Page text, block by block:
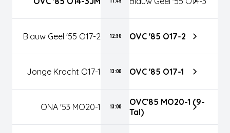
Blauw Geel '55 O17-2 12:30 OVC '85 O17-2
Jonge Kracht O17-1 13:00 OVC '85 O17-1
ONA '53 MO20-1 13:00
OVC'85 MO20-1 (9-
Tal)